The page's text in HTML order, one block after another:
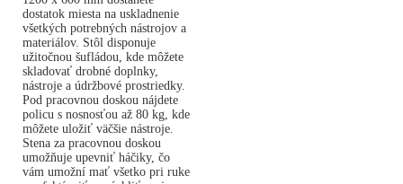
dostatok miesta na uskladnenie
všetkých potrebných nástrojov a
materiálov. Stôl disponuje
užitočnou šufládou, kde môžete
skladovať drobné doplnky,
nástroje a údržbové prostriedky.
Pod pracovnou doskou nájdete
policu s nosnosťou až 80 kg, kde
môžete uložiť väčšie nástroje.
Stena za pracovnou doskou
umožňuje upevniť háčiky, čo
vám umožní mať všetko pri ruke